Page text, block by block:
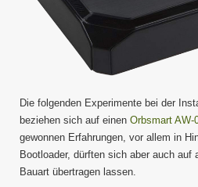
Die folgenden Experimente bei der
beziehen sich auf einen Orbsmart AW-
gewonnen Erfahrungen, vor allem in
Bootloader, dürften sich aber auch auf
Bauart übertragen lassen.